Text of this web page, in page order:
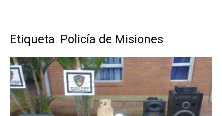
Etiqueta: Policía de Misiones